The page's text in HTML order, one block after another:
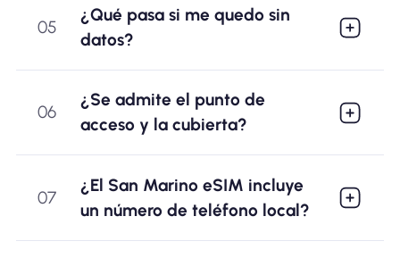
05
¿Qué pasa si me quedo sin
datos?
06
¿Se admite el punto de
acceso y la cubierta?
07
¿El San Marino eSIM incluye
un número de teléfono local?